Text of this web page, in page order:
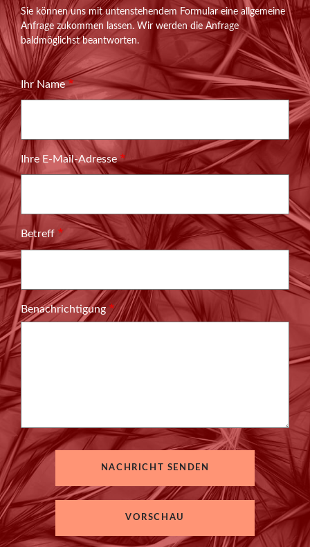
Langer
Text
Sie können uns mit untenstehendem Formular eine allgemeine
Anfrage zukommen lassen. Wir werden die Anfrage
baldmöglichst beantworten.
Ihr Name
Ihre E-Mail-Adresse
Betreff
Benachrichtigung